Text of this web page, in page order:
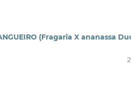
(Fragaria X ananassa